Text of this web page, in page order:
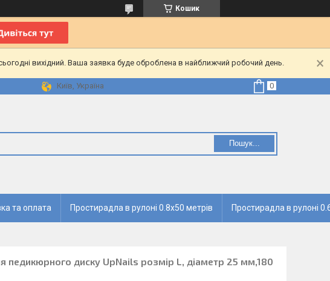
Кошик
вихідний. Ваша заявка буде оброблена в найближчий робочий день.
Київ, Україна
Пошук...
та оплата Простирадла в рулоні 0.8х50 метрів Простирадла в рулоні
педикюрного диску UpNails розмір L, діаметр 25 мм,180